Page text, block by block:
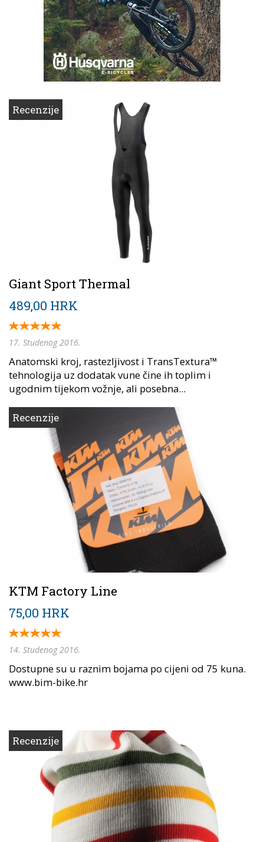
Recenzije
Giant Sport Thermal
489,00 HRK
17. Studenog 2016.
Anatomski kroj, rastezljivost i TransTextura™
tehnologija uz dodatak vune čine ih toplim i
ugodnim tijekom vožnje, ali posebna...
Recenzije
KTM Factory Line
75,00 HRK
14. Studenog 2016.
Dostupne su u raznim bojama po cijeni od 75 kuna.
www.bim-bike.hr
Recenzije